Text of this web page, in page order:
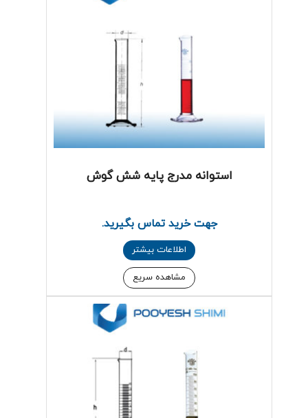
استوانه مدرج پایه شش گوش
جهت خرید تماس بگیرید.
اطلاعات بیشتر
مشاهده سریع